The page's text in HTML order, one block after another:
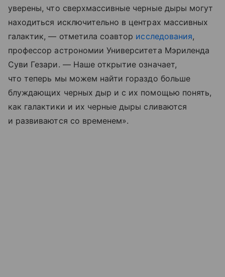
уверены, что сверхмассивные черные дыры могут
находиться исключительно в центрах массивных
галактик, — отметила соавтор исследования,
профессор астрономии Университета Мэриленда
Суви Гезари. — Наше открытие означает,
что теперь мы можем найти гораздо больше
блуждающих черных дыр и с их помощью понять,
как галактики и их черные дыры сливаются
и развиваются со временем».